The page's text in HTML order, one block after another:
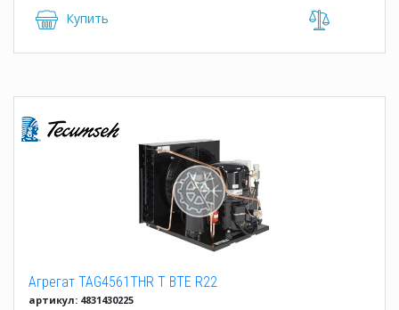
Купить
Агрегат TAG4561THR T BTE R22
артикул: 4831430225